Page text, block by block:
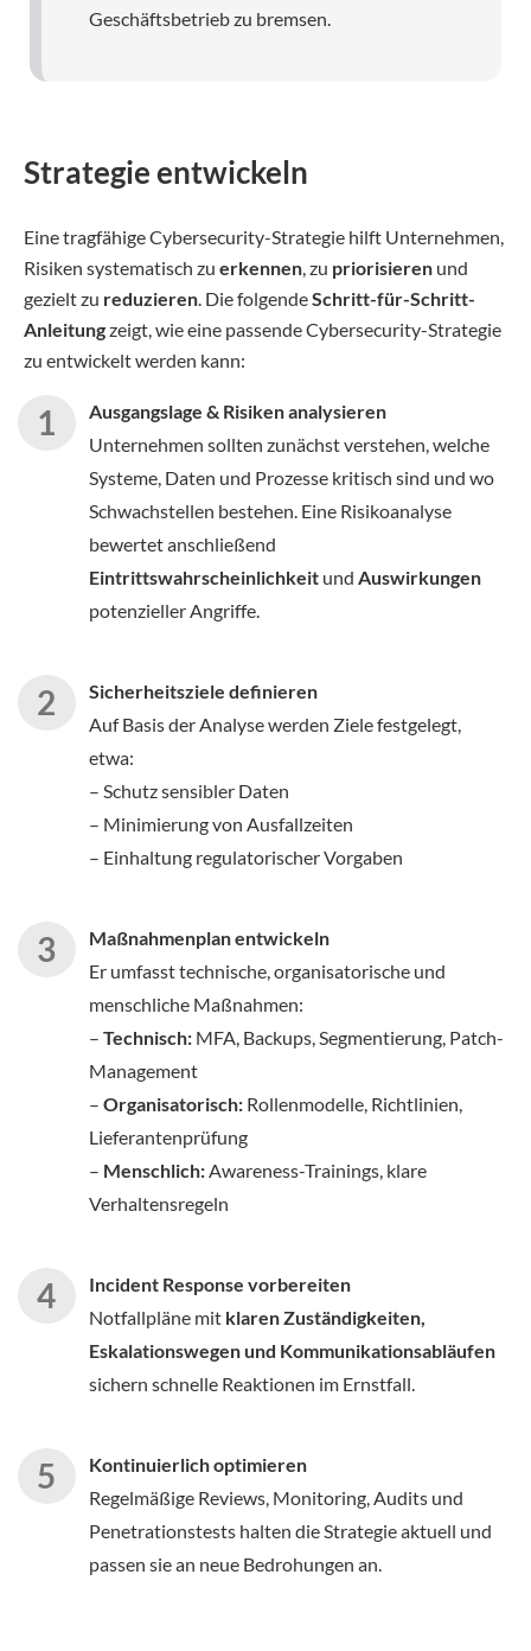
Geschäftsbetrieb zu bremsen.
Strategie entwickeln
Eine tragfähige Cybersecurity-Strategie hilft Unternehmen,
Risiken systematisch zu erkennen, zu priorisieren und
gezielt zu reduzieren. Die folgendeSchritt-für-Schritt-
Anleitungzeigt, wie eine passende Cybersecurity-Strategie
zu entwickelt werden kann:
Ausgangslage & Risiken analysieren
Unternehmen sollten zunächst verstehen, welche
Systeme, Daten und Prozesse kritisch sind und wo
Schwachstellen bestehen. Eine Risikoanalyse
bewertet anschließend
Eintrittswahrscheinlichkeit und Auswirkungen
potenzieller Angriffe.
Sicherheitsziele definieren
Auf Basis der Analyse werden Ziele festgelegt,
etwa:
– Schutz sensibler Daten
– Minimierung von Ausfallzeiten
– Einhaltung regulatorischer Vorgaben
Maßnahmenplan entwickeln
Er umfasst technische, organisatorische und
menschliche Maßnahmen:
– Technisch: MFA, Backups, Segmentierung, Patch-
Management
– Organisatorisch: Rollenmodelle, Richtlinien,
Lieferantenprüfung
– Menschlich:Awareness-Trainings, klare
Verhaltensregeln
Incident Response vorbereiten
Notfallpläne mit klaren Zuständigkeiten,
Eskalationswegen und Kommunikationsabläufen
sichern schnelle Reaktionen im Ernstfall.
Kontinuierlich optimieren
Regelmäßige Reviews, Monitoring, Audits und
Penetrationstests halten die Strategie aktuell und
passen sie an neue Bedrohungen an.